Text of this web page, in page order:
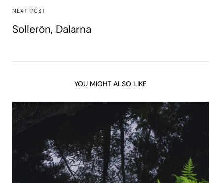
NEXT POST
Sollerön, Dalarna
YOU MIGHT ALSO LIKE